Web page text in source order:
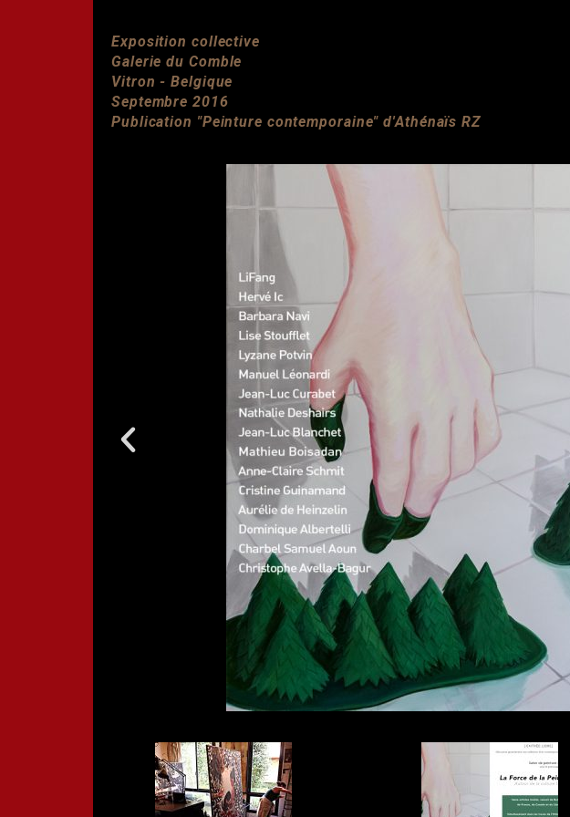
Exposition collective
Galerie du Comble
Vitron - Belgique
Septembre 2016
Publication "Peinture contemporaine" d'Athénaïs RZ